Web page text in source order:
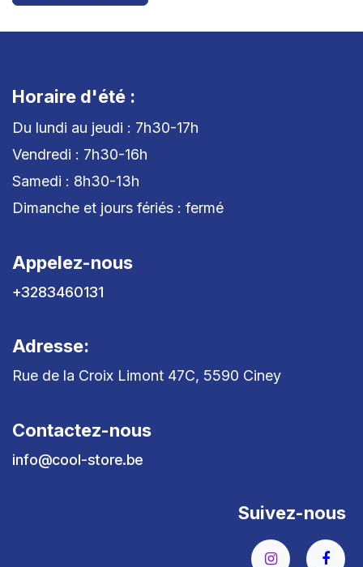
Horaire d'été :
Du lundi au jeudi : 7h30-17h
Vendredi : 7h30-16h
Samedi : 8h30-13h
Dimanche et jours fériés : fermé
Appelez-nous
+3283460131
Adresse:
Rue de la Croix Limont 47C, 5590 Ciney
Contactez-nous
info@cool-store.be
Suivez-nous